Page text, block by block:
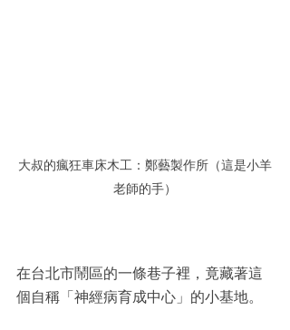
大叔的瘋狂車床木工：鄭藝製作所（這是小羊
老師的手）
在台北市鬧區的一條巷子裡，竟藏著這
個自稱「神經病育成中心」的小基地。